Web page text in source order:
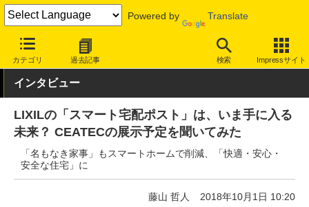
Powered by Translate
カテゴリ 過去記事 検索 Impressサイト
INTERNET Watch イベント 2018
インタビュー
LIXILの「スマート宅配ポスト」は、いま手に入る
未来？ CEATECの展示予定を聞いてみた
「名もなき家事」もスマートホームで削減、「快適・安心・
安全な住宅」に
藤山 哲人 2018年10月1日 10:20